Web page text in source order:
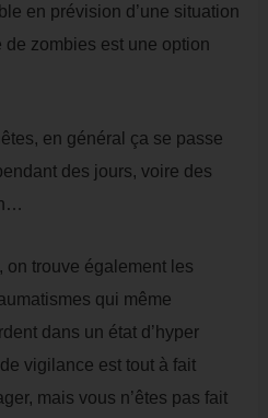
en prévision d’une situation
zombies est une option
en général ça se passe
des jours, voire des
on trouve également les
qui même
dans un état d’hyper
vigilance est tout à fait
mais vous n’êtes pas fait